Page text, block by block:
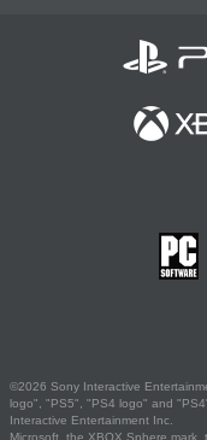
©2026 Sony Interactive
logo", "PS5", "PS4 logo" and
Interactive Entertainment Inc.
Microsoft, the XBOX Sphere